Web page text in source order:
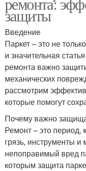
защиты
Введение
Паркет – это не
и значительная
ремонта важно
механических
рассмотрим
которые помогут
Почему важно
Ремонт – это период,
грязь, инструменты
непоправимый вред
которым защита